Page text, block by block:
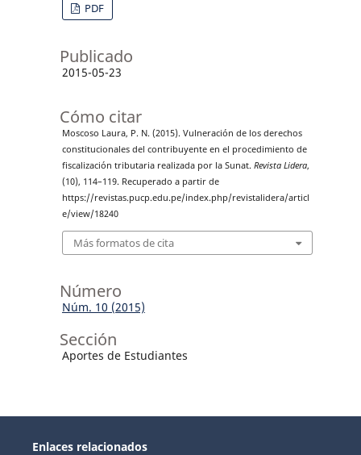
PDF
Publicado
2015-05-23
Cómo citar
Moscoso Laura, P. N. (2015). Vulneración de los derechos
constitucionales del contribuyente en el procedimiento de
fiscalización tributaria realizada por la Sunat. Revista Lidera,
(10), 114–119. Recuperado a partir de
https://revistas.pucp.edu.pe/index.php/revistalidera/articl
e/view/18240
Más formatos de cita
Número
Núm. 10 (2015)
Sección
Aportes de Estudiantes
Enlaces relacionados